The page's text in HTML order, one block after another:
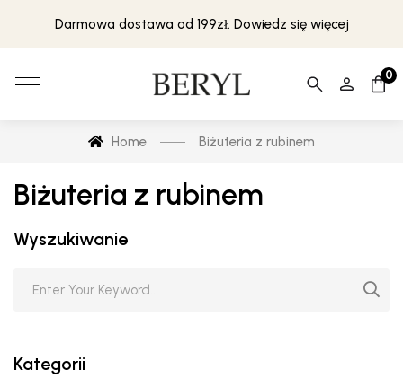
Darmowa dostawa od 199zł. Dowiedz się więcej
0
Home Biżuteria z rubinem
Biżuteria z rubinem
Wyszukiwanie
Kategorii